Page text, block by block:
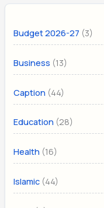
Budget 2026-27 (3)
Business (13)
Caption (44)
Education (28)
Health (16)
Islamic (44)